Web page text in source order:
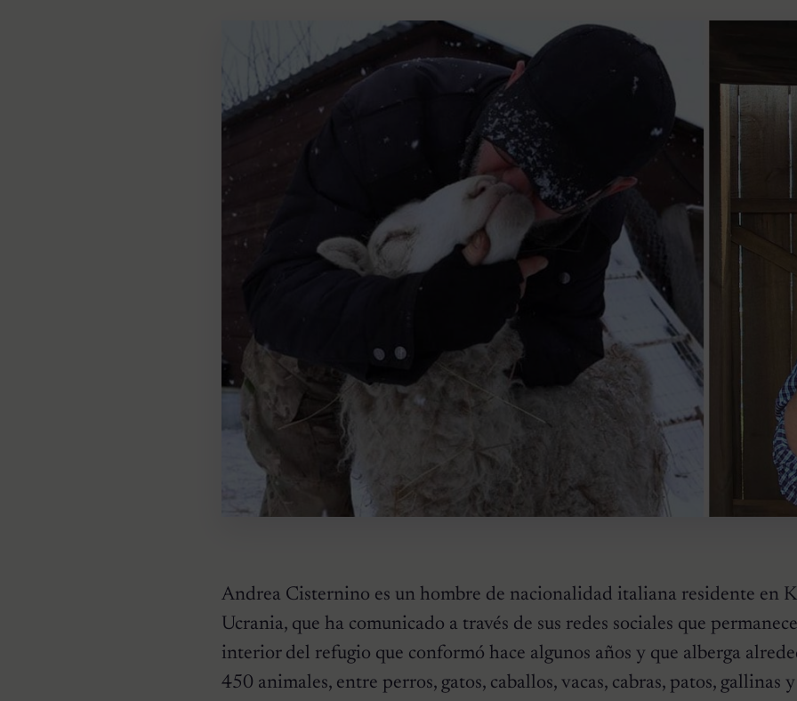
Andrea Cisternino es un hombre de nacionalidad italiana residente en
Ucrania, que ha comunicado a través de sus redes sociales que
interior del refugio que conformó hace algunos años y que alberga
450 animales, entre perros, gatos, caballos, vacas, cabras, patos, gallinas